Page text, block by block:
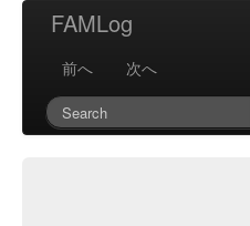
FAMLog
前へ
次へ